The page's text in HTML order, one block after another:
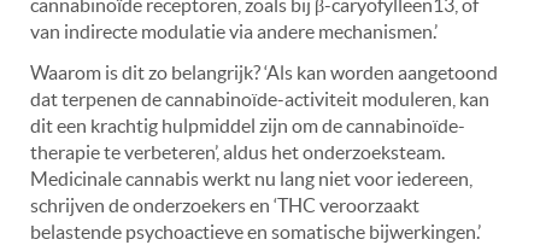
cannabinoïde receptoren, zoals bij β-caryofylleen13, of
van indirecte modulatie via andere mechanismen.’
Waarom is dit zo belangrijk? ‘Als kan worden aangetoond
dat terpenen de cannabinoïde-activiteit moduleren, kan
dit een krachtig hulpmiddel zijn om de cannabinoïde-
therapie te verbeteren’, aldus het onderzoeksteam.
Medicinale cannabis werkt nu lang niet voor iedereen,
schrijven de onderzoekers en ‘THC veroorzaakt
belastende psychoactieve en somatische bijwerkingen.’